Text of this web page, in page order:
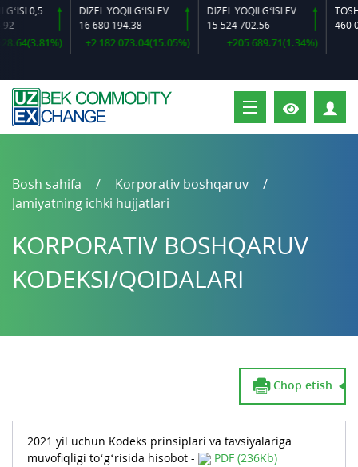
DIZEL YOQILG‘ISI 0,5-40
DIZEL YOQILG‘ISI EVRO L-K-4
16 680 194.38
+2 182 073.04(15.05%)
DIZEL YOQILG‘ISI EVRO-L II K-4 SSDF
15 524 702.56
+205 689.71(1.34%)
460
Bosh sahifa
Korporativ boshqaruv
Jamiyatning ichki hujjatlari
KORPORATIV BOSHQARUV
KODEKSI/QOIDALARI
Chop etish
2021 yil uchun Kodeks prinsiplari va tavsiyalariga
muvofiqligi to‘g‘risida hisobot -
PDF (236Kb)